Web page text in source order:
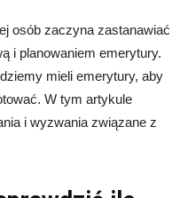
osób zaczyna zastanawiać
i planowaniem emerytury.
mieli emerytury, aby
W tym artykule
i wyzwania związane z